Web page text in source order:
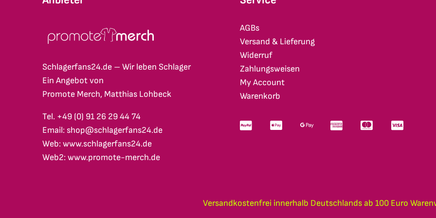
Schlagerfans24.de – Wir leben Schlager
Ein Angebot von
Promote Merch, Matthias Lohbeck
Tel. +49 (0) 91 26 29 44 74
Email: shop@schlagerfans24.de
Web: www.schlagerfans24.de
Web2: www.promote-merch.de
AGBs
Versand & Lieferung
Widerruf
Zahlungsweisen
My Account
Warenkorb
Versandkostenfrei innerhalb Deutschlands ab 100 Euro